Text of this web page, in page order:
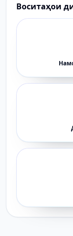
Воситаҳои